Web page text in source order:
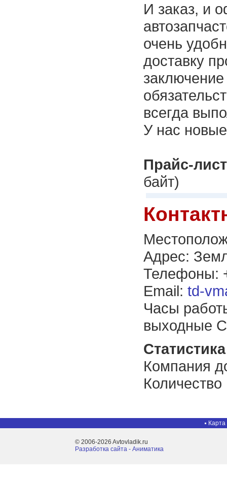
И заказ, и
очень
доставку
всегда
У нас
Прайс-
байт)
Адрес:
Телефоны:
Email: td-
Часы
выходные
Компания
Карта
© 2006-2026 Avtovladik.ru
Разработка сайта - Aниматика